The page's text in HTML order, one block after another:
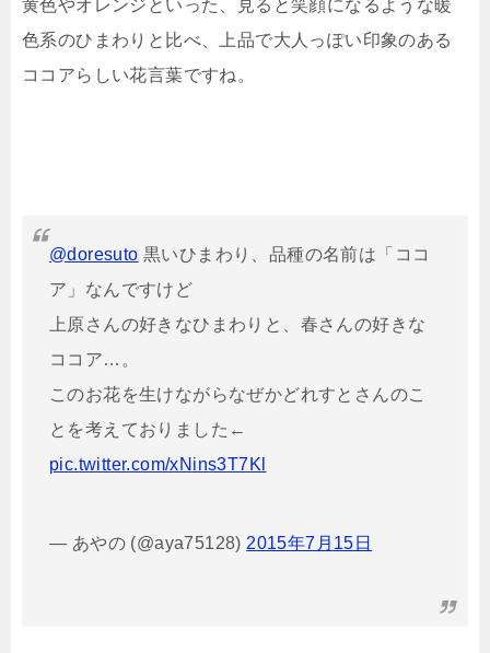
黄色やオレンジといった、見ると笑顔になるような暖
色系のひまわりと比べ、上品で大人っぽい印象のある
ココアらしい花言葉ですね。
@doresuto 黒いひまわり、品種の名前は「ココ
ア」なんですけど
上原さんの好きなひまわりと、春さんの好きな
ココア…。
このお花を生けながらなぜかどれすとさんのこ
とを考えておりました←
pic.twitter.com/xNins3T7Kl
— あやの (@aya75128) 2015年7月15日